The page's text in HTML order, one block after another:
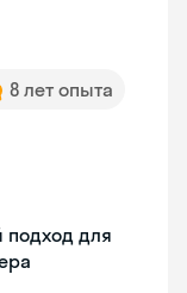
8 лет опыта
для